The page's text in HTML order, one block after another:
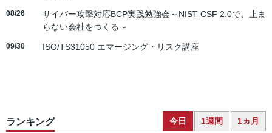
08/26
サイバー攻撃対応BCP実践勉強会～NIST CSF 2.0で、止ま
らない会社をつくる～
09/30 ISO/TS31050 エマージング・リスク講座
ランキング 今日 1週間 1ヵ月